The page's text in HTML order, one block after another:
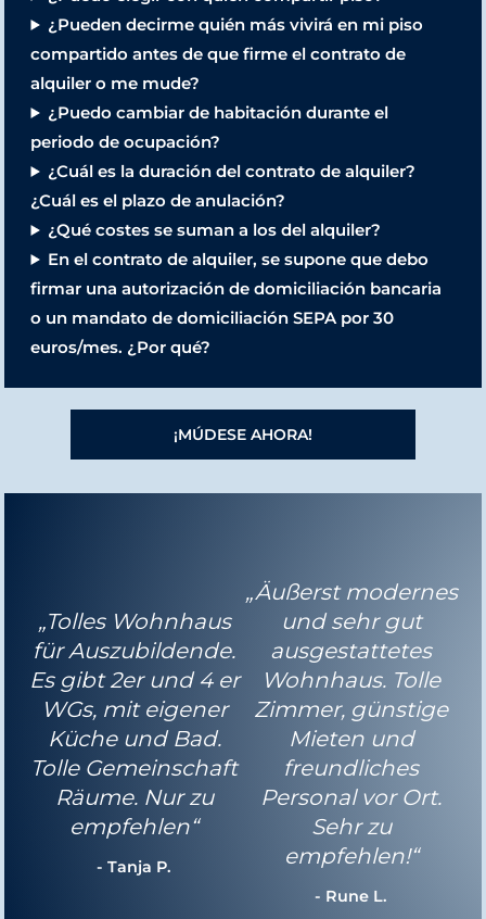
¿Pueden decirme quién más vivirá en mi piso
compartido antes de que firme el contrato de
alquiler o me mude?
¿Puedo cambiar de habitación durante el
periodo de ocupación?
¿Cuál es la duración del contrato de alquiler?
¿Cuál es el plazo de anulación?
¿Qué costes se suman a los del alquiler?
En el contrato de alquiler, se supone que debo
firmar una autorización de domiciliación bancaria
o un mandato de domiciliación SEPA por 30
euros/mes. ¿Por qué?
¡MÚDESE AHORA!
„Tolles Wohnhaus
für Auszubildende.
Es gibt 2er und 4 er
WGs, mit eigener
Küche und Bad.
Tolle Gemeinschaft
Räume. Nur zu
empfehlen“
- Tanja P.
„Äußerst modernes
und sehr gut
ausgestattetes
Wohnhaus. Tolle
Zimmer, günstige
Mieten und
freundliches
Personal vor Ort.
Sehr zu
empfehlen!“
- Rune L.